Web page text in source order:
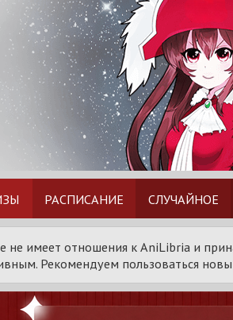
РАСПИСАНИЕ СЛУЧАЙНОЕ
не имеет отношения к AniLibria и
Рекомендуем пользоваться